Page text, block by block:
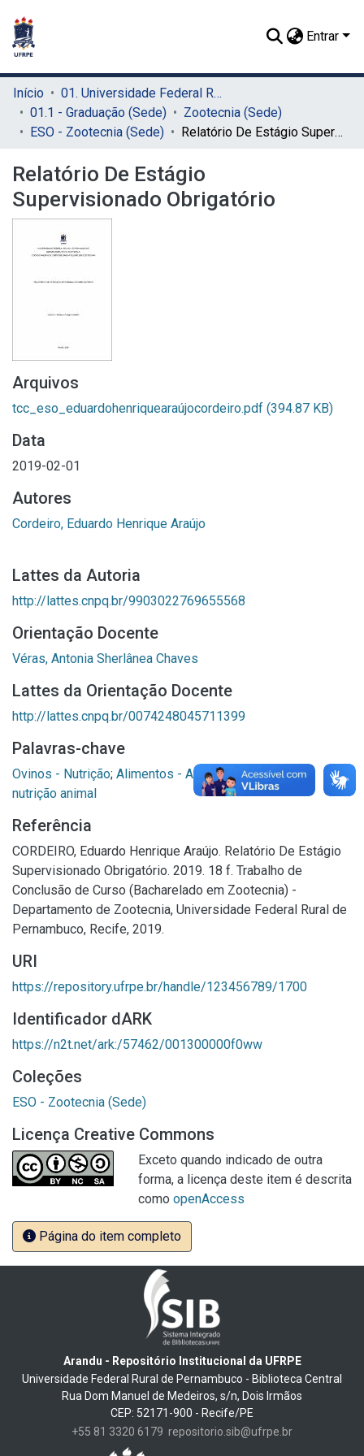
Entrar
Início
01. Universidade Federal Rural de Pernambuco - UFRPE (Sede)
01.1 - Graduação (Sede)
Zootecnia (Sede)
ESO - Zootecnia (Sede)
Relatório De Estágio Supervisionado Obrigatório
Relatório De Estágio
Supervisionado Obrigatório
Arquivos
tcc_eso_eduardohenriquearaújocordeiro.pdf (394.87 KB)
Data
2019-02-01
Autores
Cordeiro, Eduardo Henrique Araújo
Lattes da Autoria
http://lattes.cnpq.br/9903022769655568
Orientação Docente
Véras, Antonia Sherlânea Chaves
Lattes da Orientação Docente
http://lattes.cnpq.br/0074248045711399
Palavras-chave
Ovinos - Nutrição; Alimentos - Análise;Proteínas na
nutrição animal
Referência
CORDEIRO, Eduardo Henrique Araújo. Relatório De Estágio
Supervisionado Obrigatório. 2019. 18 f. Trabalho de
Conclusão de Curso (Bacharelado em Zootecnia) -
Departamento de Zootecnia, Universidade Federal Rural de
Pernambuco, Recife, 2019.
URI
https://repository.ufrpe.br/handle/123456789/1700
Identificador dARK
https://n2t.net/ark:/57462/001300000f0ww
Coleções
ESO - Zootecnia (Sede)
Licença Creative Commons
Exceto quando indicado de outra
forma, a licença deste item é descrita
como openAccess
Página do item completo
Arandu - Repositório Institucional da UFRPE
Universidade Federal Rural de Pernambuco - Biblioteca Central
Rua Dom Manuel de Medeiros, s/n, Dois Irmãos
CEP: 52171-900 - Recife/PE
+55 81 3320 6179 repositorio.sib@ufrpe.br